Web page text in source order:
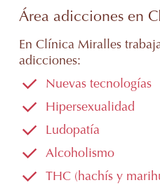
Área adicciones en
En Clínica Miralles
adicciones:
Nuevas tecnologías
Hipersexualidad
Ludopatía
Alcoholismo
THC (hachís y